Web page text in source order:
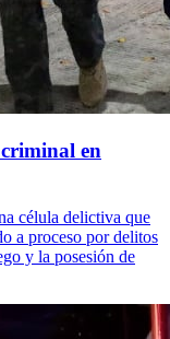
en
célula delictiva que
a proceso por delitos
y la posesión de